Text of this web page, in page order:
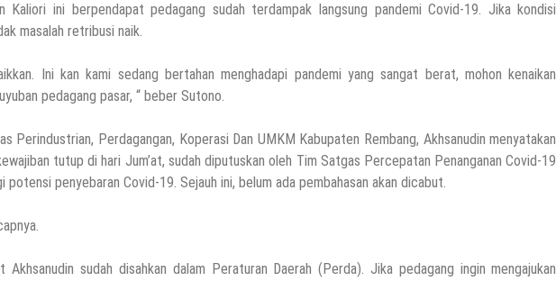
Kaliori ini berpendapat pedagang sudah terdampak langsung pandemi Covid-19. Jika kondisi
masalah retribusi naik.
Ini kan kami sedang bertahan menghadapi pandemi yang sangat berat, mohon kenaikan
pedagang pasar, “ beber Sutono.
Perindustrian, Perdagangan, Koperasi Dan UMKM Kabupaten Rembang, Akhsanudin menyatakan
tutup di hari Jum’at, sudah diputuskan oleh Tim Satgas Percepatan Penanganan Covid-19
penyebaran Covid-19. Sejauh ini, belum ada pembahasan akan dicabut.
Akhsanudin sudah disahkan dalam Peraturan Daerah (Perda). Jika pedagang ingin mengajukan